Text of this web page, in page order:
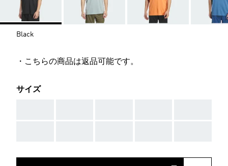
Black
・こちらの商品は返品可能です。
サイズ